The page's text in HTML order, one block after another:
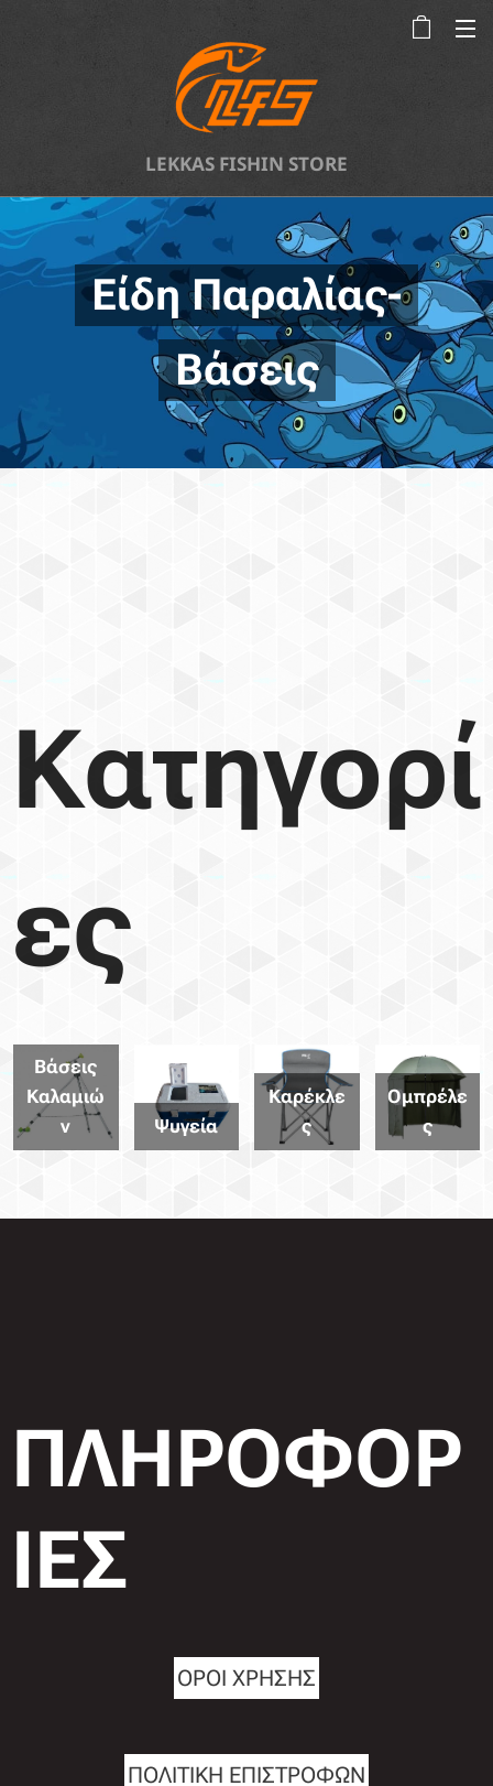
LEKKAS FISHIN STORE
Είδη Παραλίας-
Βάσεις
Κατηγορί
ες
Βάσεις
Καλαμιώ
ν
Ψυγεία
Καρέκλε
ς
Ομπρέλε
ς
ΠΛΗΡΟΦΟΡ
ΙΕΣ
ΟΡΟΙ ΧΡΗΣΗΣ
ΠΟΛΙΤΙΚΗ ΕΠΙΣΤΡΟΦΩΝ